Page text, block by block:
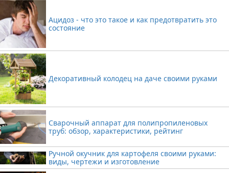
Ацидоз - что это такое и как предотвратить это
состояние
Декоративный колодец на даче своими руками
Сварочный аппарат для полипропиленовых
труб: обзор, характеристики, рейтинг
Ручной окучник для картофеля своими руками:
виды, чертежи и изготовление